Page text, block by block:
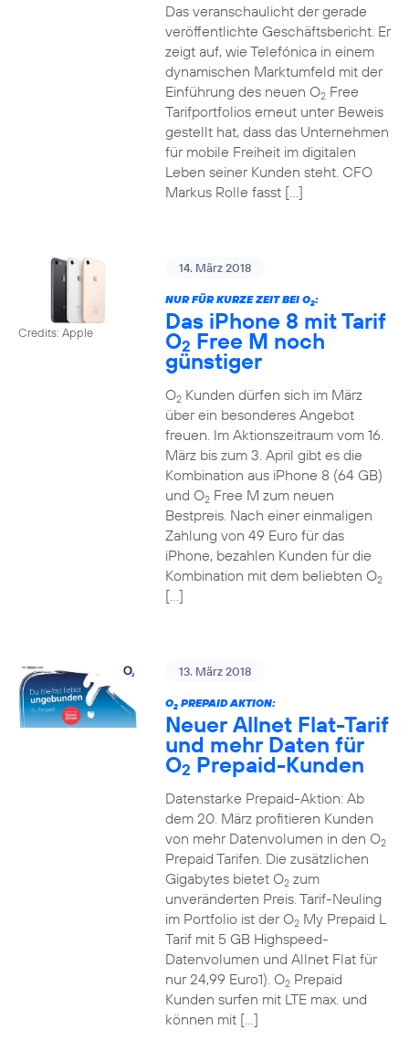
Das veranschaulicht der gerade
veröffentlichte Geschäftsbericht. Er
zeigt auf, wie Telefónica in einem
dynamischen Marktumfeld mit der
Einführung des neuen O2Free
Tarifportfolios erneut unter Beweis
gestellt hat, dass das Unternehmen
für mobile Freiheit im digitalen
Leben seiner Kunden steht. CFO
Markus Rolle fasst […]
Credits: Apple
14. März 2018
NUR FÜR KURZE ZEIT BEI O2:
Das iPhone 8 mit Tarif
O2 Free M noch
günstiger
O2Kunden dürfen sich im März
über ein besonderes Angebot
freuen. Im Aktionszeitraum vom 16.
März bis zum 3. April gibt es die
Kombination aus iPhone 8 (64 GB)
und O2Free M zum neuen
Bestpreis. Nach einer einmaligen
Zahlung von 49 Euro für das
iPhone, bezahlen Kunden für die
Kombination mit dem beliebten O2
[…]
13. März 2018
O2PREPAID AKTION:
Neuer Allnet Flat-Tarif
und mehr Daten für
O2 Prepaid-Kunden
Datenstarke Prepaid-Aktion: Ab
dem 20. März profitieren Kunden
von mehr Datenvolumen in den O2
Prepaid Tarifen. Die zusätzlichen
Gigabytes bietet O2zum
unveränderten Preis. Tarif-Neuling
im Portfolio ist der O2My Prepaid L
Tarif mit 5 GB Highspeed-
Datenvolumen und Allnet Flat für
nur 24,99 Euro1). O2Prepaid
Kunden surfen mit LTE max. und
können mit […]